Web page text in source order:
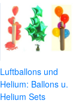
Luftballons und
Helium: Ballons u.
Helium Sets